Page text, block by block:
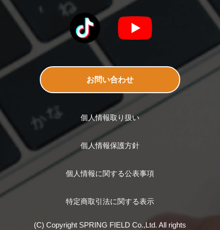
お問い合わせ
個人情報取り扱い
個人情報保護方針
個人情報に関する公表事項
特定商取引法に関する表示
(C) Copyright SPRING FIELD Co.,Ltd. All rights